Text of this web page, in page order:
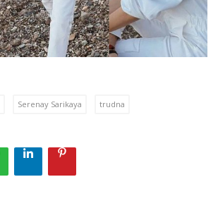
Serenay Sarikaya trudna